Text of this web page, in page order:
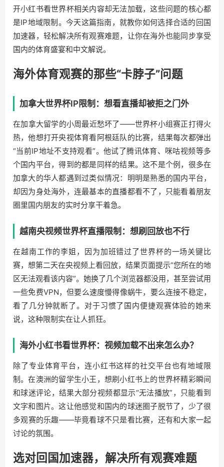
开小红书看世界杯相关内容却无法加载，这些问题的核心都
是IP地域限制。今天这篇指南，就教你如何选择合适的回国
加速器，轻松解决所有观赛难题，让你在海外也能同步享受
国内的体育盛宴和中文解说。
海外体育观赛的那些“卡脖子”问题
加拿大世界杯IP限制：想看直播却被拒之门外
在加拿大留学的小周最近愁坏了——世界杯小组赛正打得火
热，他想打开央视体育看阿根廷队的比赛，结果每次都弹出
“当前IP地址不支持观看”。他试了腾讯体育、咪咕视频等多
个国内平台，得到的都是同样的结果。这不是个例，很多在
加拿大的华人都遇到过类似情况：明明是熟悉的国内平台，
却因为身处海外，连最基本的直播都看不了，只能看着朋友
圈里国内朋友的实时分享干着急。
越南央视频世界杯直播限制：想刷回放也不行
在越南工作的李姐，因为加班错过了世界杯的一场关键比
赛，想第二天在央视频上看回放，结果页面提示“您所在的地
区无法观看该内容”。她换了几个浏览器都没用，甚至尝试用
一些免费VPN，但要么速度慢得像蜗牛，要么连接不稳定，
看了几分钟就断了。对于习惯了国内便捷观赛体验的她来
说，这种限制实在让人抓狂。
海外小红书看世界杯：视频加载不出来怎么办？
除了专业体育平台，连小红书这样的社交平台也有地域限
制。在澳洲的留学生小王，想刷小红书上的世界杯精彩瞬间
和球迷评论，结果大部分视频都显示“无法播放”，只能看到
文字和图片。这让他感觉和国内的球迷圈子脱节了，少了很
多观赛的乐趣——毕竟看球不只是看比赛，还有和大家一起
讨论的氛围。
选对回国加速器，解决所有观赛难题